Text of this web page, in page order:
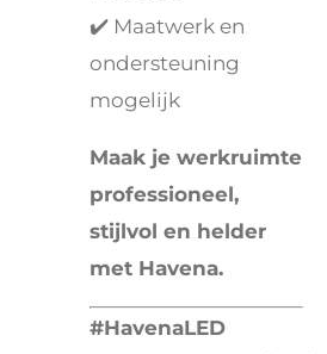
✔️ Maatwerk en
ondersteuning
mogelijk
Maak je werkruimte
professioneel,
stijlvol en helder
met Havena.
#HavenaLED